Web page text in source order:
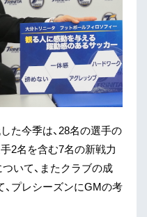
た今季は、28名の選手の
2名を含む7名の新戦力
いて、またクラブの成
プレシーズンにGMの考